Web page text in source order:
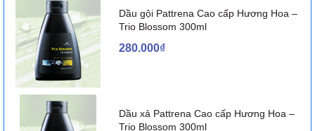
Dầu gội Pattrena Cao cấp Hương Hoa –
Trio Blossom 300ml
280.000₫
Dầu xả Pattrena Cao cấp Hương Hoa –
Trio Blossom 300ml